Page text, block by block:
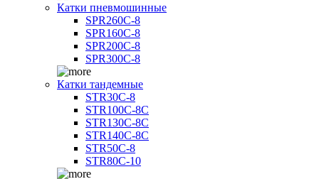
Катки пневмошинные
SPR260C-8
SPR160C-8
SPR200C-8
SPR300C-8
Катки тандемные
STR30C-8
STR100C-8С
STR130C-8С
STR140C-8С
STR50C-8
STR80C-10